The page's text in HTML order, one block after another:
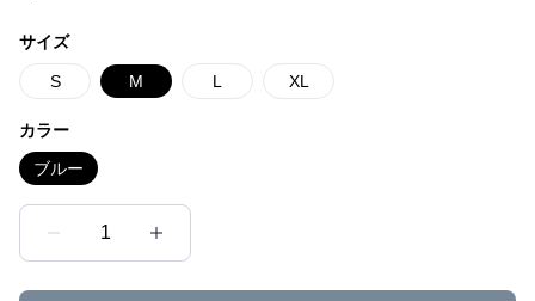
サイズ
S M L XL
カラー
ブルー
1